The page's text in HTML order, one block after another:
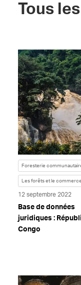
Tous
Foresterie
Les forêts et le
12 septembre 2022
Base de données
juridiques :
Congo